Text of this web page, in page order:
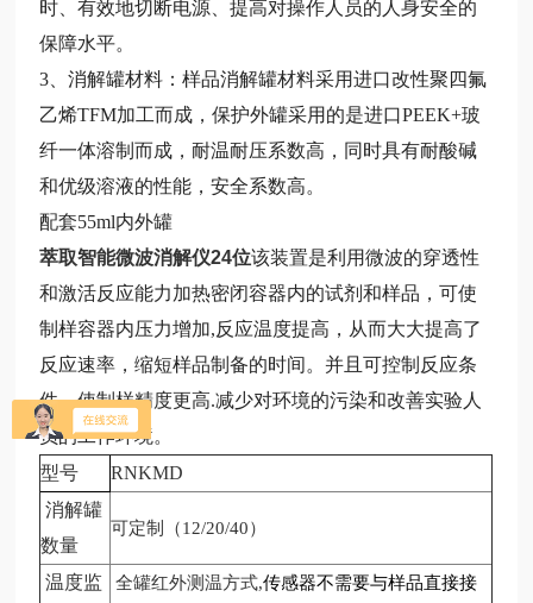
时、有效地切断电源、提高对操作人员的人身安全的
保障水平。
3、消解罐材料：样品消解罐材料采用进口改性聚四氟
乙烯TFM加工而成，保护外罐采用的是进口PEEK+玻
纤一体溶制而成，耐温耐压系数高，同时具有耐酸碱
和优级溶液的性能，安全系数高。
配套55ml内外罐
萃取智能微波消解仪24位该装置是利用微波的穿透性
和激活反应能力加热密闭容器内的试剂和样品，可使
制样容器内压力增加,反应温度提高，从而大大提高了
反应速率，缩短样品制备的时间。并且可控制反应条
件，使制样精度更高.减少对环境的污染和改善实验人
员的工作环境。
型号
RNKMD
消解罐
数量
可定制（12/20/40）
温度监
全罐红外测温方式,传感器不需要与样品直接接